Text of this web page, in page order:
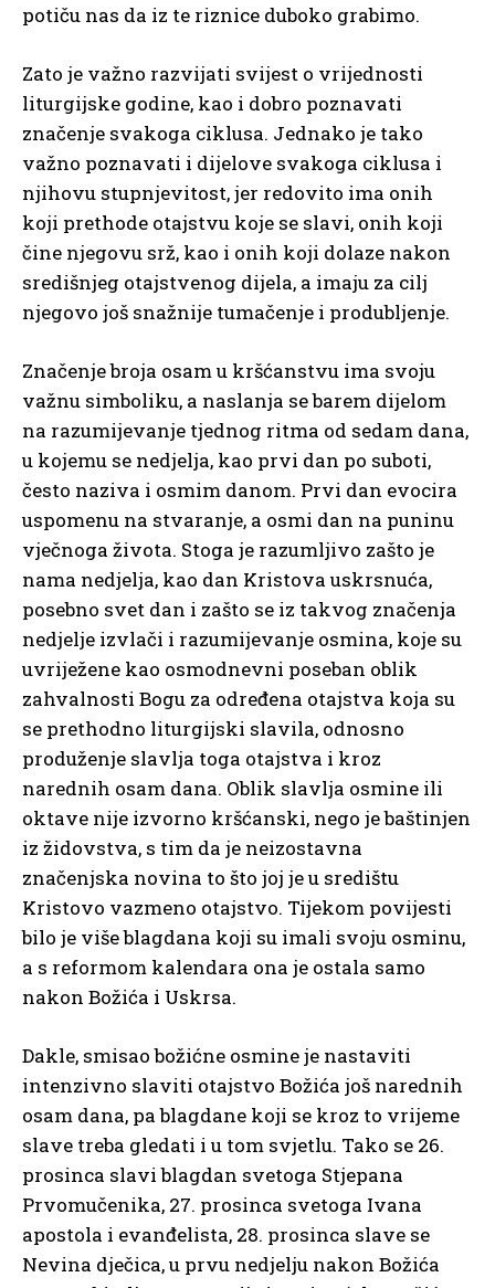
potiču nas da iz te riznice duboko grabimo.
Zato je važno razvijati svijest o vrijednosti
liturgijske godine, kao i dobro poznavati
značenje svakoga ciklusa. Jednako je tako
važno poznavati i dijelove svakoga ciklusa i
njihovu stupnjevitost, jer redovito ima onih
koji prethode otajstvu koje se slavi, onih koji
čine njegovu srž, kao i onih koji dolaze nakon
središnjeg otajstvenog dijela, a imaju za cilj
njegovo još snažnije tumačenje i produbljenje.
Značenje broja osam u kršćanstvu ima svoju
važnu simboliku, a naslanja se barem dijelom
na razumijevanje tjednog ritma od sedam dana,
u kojemu se nedjelja, kao prvi dan po suboti,
često naziva i osmim danom. Prvi dan evocira
uspomenu na stvaranje, a osmi dan na puninu
vječnoga života. Stoga je razumljivo zašto je
nama nedjelja, kao dan Kristova uskrsnuća,
posebno svet dan i zašto se iz takvog značenja
nedjelje izvlači i razumijevanje osmina, koje su
uvriježene kao osmodnevni poseban oblik
zahvalnosti Bogu za određena otajstva koja su
se prethodno liturgijski slavila, odnosno
produženje slavlja toga otajstva i kroz
narednih osam dana. Oblik slavlja osmine ili
oktave nije izvorno kršćanski, nego je baštinjen
iz židovstva, s tim da je neizostavna
značenjska novina to što joj je u središtu
Kristovo vazmeno otajstvo. Tijekom povijesti
bilo je više blagdana koji su imali svoju osminu,
a s reformom kalendara ona je ostala samo
nakon Božića i Uskrsa.
Dakle, smisao božićne osmine je nastaviti
intenzivno slaviti otajstvo Božića još narednih
osam dana, pa blagdane koji se kroz to vrijeme
slave treba gledati i u tom svjetlu. Tako se 26.
prosinca slavi blagdan svetoga Stjepana
Prvomučenika, 27. prosinca svetoga Ivana
apostola i evanđelista, 28. prosinca slave se
Nevina dječica, u prvu nedjelju nakon Božića